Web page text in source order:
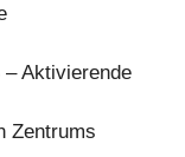
Aktivierende
Zentrums